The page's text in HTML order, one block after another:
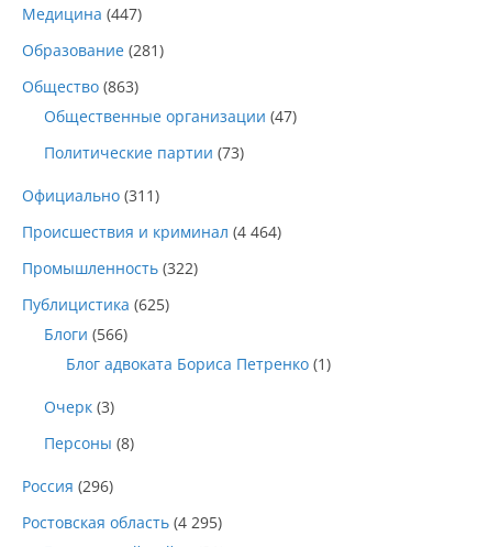
Медицина (447)
Образование (281)
Общество (863)
Общественные организации (47)
Политические партии (73)
Официально (311)
Происшествия и криминал (4 464)
Промышленность (322)
Публицистика (625)
Блоги (566)
Блог адвоката Бориса Петренко (1)
Очерк (3)
Персоны (8)
Россия (296)
Ростовская область (4 295)